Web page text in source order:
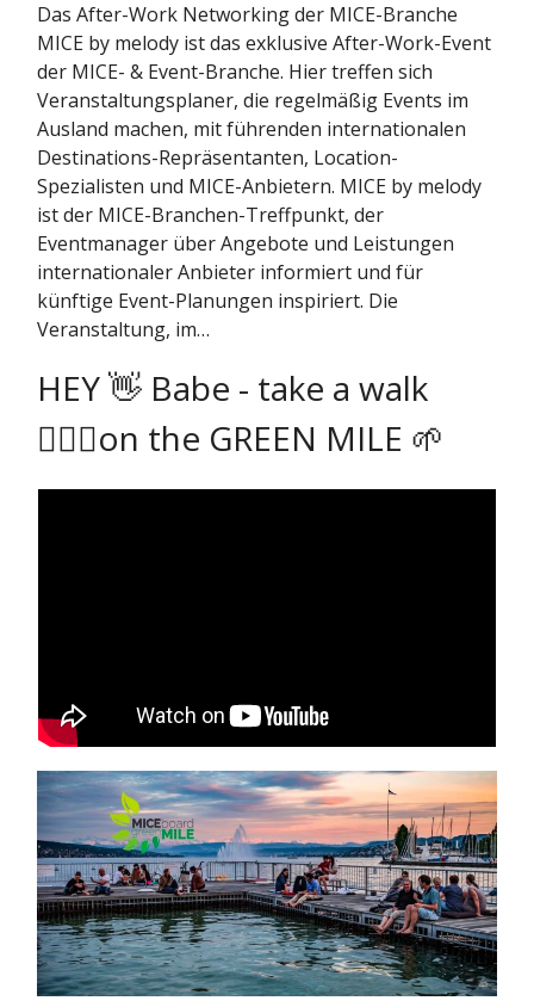
Das After-Work Networking der MICE-Branche
MICE by melody ist das exklusive After-Work-Event
der MICE- & Event-Branche. Hier treffen sich
Veranstaltungsplaner, die regelmäßig Events im
Ausland machen, mit führenden internationalen
Destinations-Repräsentanten, Location-
Spezialisten und MICE-Anbietern. MICE by melody
ist der MICE-Branchen-Treffpunkt, der
Eventmanager über Angebote und Leistungen
internationaler Anbieter informiert und für
künftige Event-Planungen inspiriert. Die
Veranstaltung, im…
HEY 👋 Babe - take a walk
🚶🏼‍♂️on the GREEN MILE 🌱